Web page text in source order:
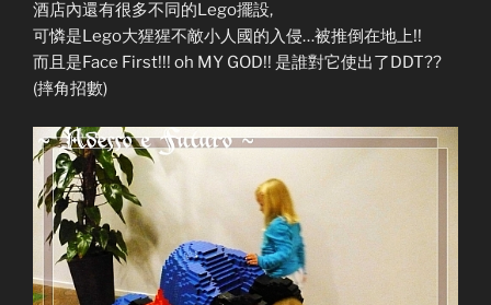
酒店內還有很多不同的Lego擺設,
可憐是Lego大猩猩不敵小人國的入侵…被推倒在地上!!
而且是Face First!!! oh MY GOD!! 是誰對它使出了DDT??
(摔角招數)